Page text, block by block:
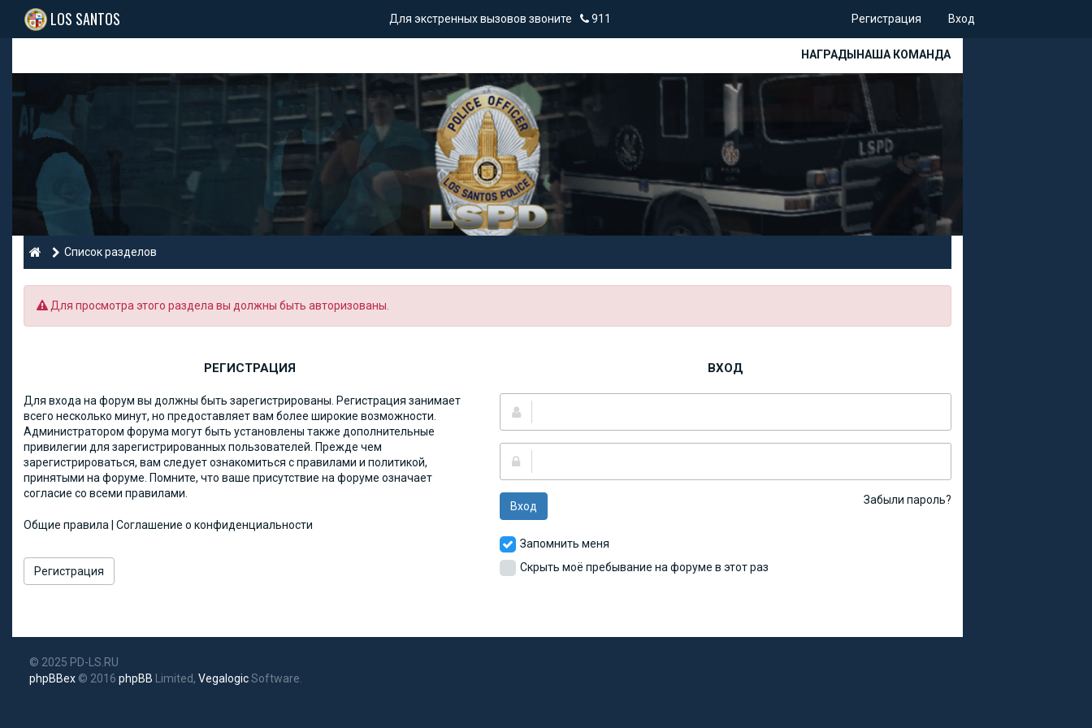
LOS SANTOS Для экстренных вызовов звоните 911 Регистрация Вход
НАГРАДЫНАША КОМАНДА
Список разделов
Для просмотра этого раздела вы должны быть авторизованы.
РЕГИСТРАЦИЯ
Для входа на форум вы должны быть зарегистрированы. Регистрация занимает
всего несколько минут, но предоставляет вам более широкие возможности.
Администратором форума могут быть установлены также дополнительные
привилегии для зарегистрированных пользователей. Прежде чем
зарегистрироваться, вам следует ознакомиться с правилами и политикой,
принятыми на форуме. Помните, что ваше присутствие на форуме означает
согласие со всеми правилами.
Общие правила Соглашение о конфиденциальности
Регистрация
ВХОД
Забыли пароль?
Вход
Запомнить меня
Скрыть моё пребывание на форуме в этот раз
© 2025 PD-LS.RU
phpBBex © 2016 phpBB Limited, VegalogicSoftware.